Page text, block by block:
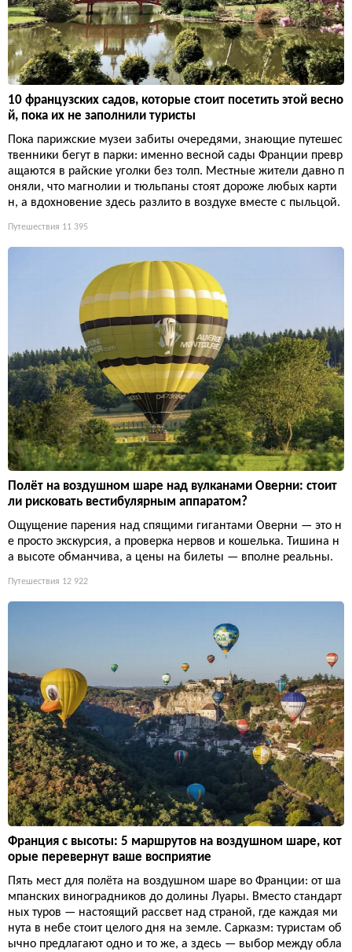
10 французских садов, которые стоит посетить этой весно
й, пока их не заполнили туристы
Пока парижские музеи забиты очередями, знающие путешес
твенники бегут в парки: именно весной сады Франции превр
ащаются в райские уголки без толп. Местные жители давно п
оняли, что магнолии и тюльпаны стоят дороже любых карти
н, а вдохновение здесь разлито в воздухе вместе с пыльцой.
Путешествия 11 395
Полёт на воздушном шаре над вулканами Оверни: стоит
ли рисковать вестибулярным аппаратом?
Ощущение парения над спящими гигантами Оверни — это н
е просто экскурсия, а проверка нервов и кошелька. Тишина н
а высоте обманчива, а цены на билеты — вполне реальны.
Путешествия 12 922
Франция с высоты: 5 маршрутов на воздушном шаре, кот
орые перевернут ваше восприятие
Пять мест для полёта на воздушном шаре во Франции: от ша
мпанских виноградников до долины Луары. Вместо стандарт
ных туров — настоящий рассвет над страной, где каждая ми
нута в небе стоит целого дня на земле. Сарказм: туристам об
ычно предлагают одно и то же, а здесь — выбор между обла